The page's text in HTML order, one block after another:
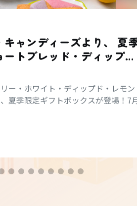
ンディーズより、 夏季
トブレッド・ディップ
」登場
ー・ホワイト・ディップド・レモ
夏季限定ギフトボックスが登場！7